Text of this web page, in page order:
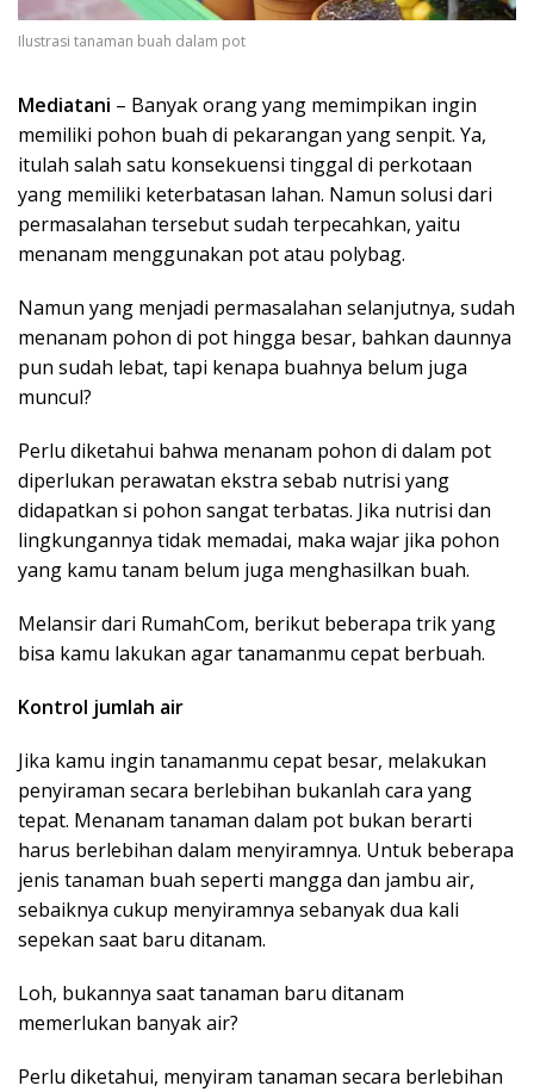
Ilustrasi tanaman buah dalam pot
Mediatani – Banyak orang yang memimpikan ingin
memiliki pohon buah di pekarangan yang senpit. Ya,
itulah salah satu konsekuensi tinggal di perkotaan
yang memiliki keterbatasan lahan. Namun solusi dari
permasalahan tersebut sudah terpecahkan, yaitu
menanam menggunakan pot atau polybag.
Namun yang menjadi permasalahan selanjutnya, sudah
menanam pohon di pot hingga besar, bahkan daunnya
pun sudah lebat, tapi kenapa buahnya belum juga
muncul?
Perlu diketahui bahwa menanam pohon di dalam pot
diperlukan perawatan ekstra sebab nutrisi yang
didapatkan si pohon sangat terbatas. Jika nutrisi dan
lingkungannya tidak memadai, maka wajar jika pohon
yang kamu tanam belum juga menghasilkan buah.
Melansir dari RumahCom, berikut beberapa trik yang
bisa kamu lakukan agar tanamanmu cepat berbuah.
Kontrol jumlah air
Jika kamu ingin tanamanmu cepat besar, melakukan
penyiraman secara berlebihan bukanlah cara yang
tepat. Menanam tanaman dalam pot bukan berarti
harus berlebihan dalam menyiramnya. Untuk beberapa
jenis tanaman buah seperti mangga dan jambu air,
sebaiknya cukup menyiramnya sebanyak dua kali
sepekan saat baru ditanam.
Loh, bukannya saat tanaman baru ditanam
memerlukan banyak air?
Perlu diketahui, menyiram tanaman secara berlebihan